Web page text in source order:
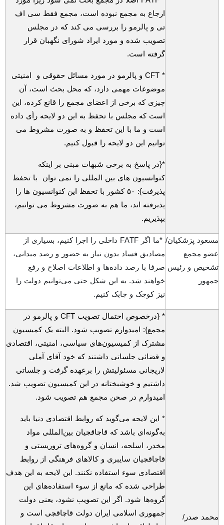
ارجاع به مجمع نبوده است، مجمع فقط سی اف
تی و پالرمو را بررسی می کند که در مجلس
تصویب شده و مورد ایراد شورای نگهبان قرار
گرفته است.
*
CFT و پالرمو در مورد مسائل حقوقی و امنیتی
موضوعات مهمی دارد، که محل بحث است، آن
چیزی که برخی از اعضای مجمع را قانع کرده، این
است که مجلس با تحفظ به این دو لایحه رأی داده
است و ما با این تحفظ و به صورت مشروط می
توانیم این دو لایحه را قبول کنیم.
*{در پاسخ به برخی شبهات مبنی بر اینکه
کنوانسیون های بین المللی را نمی توان با تحفظ
پذیرفت}: ۵۰ کشور با تحفظ این کنوانسیون ها را
پذیرفته اند، ما هم به صورت مشروط می توانیم،
بپذیریم.
مسعود پزشکیان/
عضو مجمع
تشخیص و رئیس
جمهور
*ما اگر FATF داخلی را اجرا کنیم، بسیاری از
مصادیق فساد بدون نیاز به حضور و رصد میدانی،
صرفا با رصد داده‌ها و اطلاعات اصلاح و رفع
خواهند شد. به این شکل حتی می‌توانیم دولت را
نیز کوچک و چابک کنیم.
محمد صدر/
* {درخصوص احتمال تصویب CFT و پالرمو در
مجمع}: امیدوارم تصویب شود. البته یک کمیسیون
مشترک از کمیسیون‌های سیاسی، امنیتی، اقتصادی
و قضائی جلساتی داشتند که خود آقای آملی
لاریجانی مسئولیتش را برعهده گرفت و جلساتی
داشتیم و خوشبختانه در این کمیسیون تصویب شد.
امیدوارم در صحن مجمع هم تصویب شود.
* این لایحه می‌گوید که روابط اقتصادی دنیا باید
به‌گونه‌ای باشد که قاچاقچیان بین‌المللی مواد
مخدر، اسلحه، انسان و گروه‌های تروریستی و
قاچاقچیان سایبری و کالاهای فرهنگی از روابط
اقتصادی سوء استفاده نکنند. این لایحه به این هدف
طراحی شده که مانع از سوء استفاده‌های این
گروه‌ها شود. اگر این تصویب نشود، یعنی دولت
جمهوری اسلامی ایران دولت قاچاقچی است و